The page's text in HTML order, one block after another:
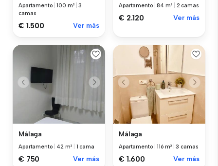
Apartamento |100 m² |3
camas
€ 1.500 Ver más
Apartamento |84 m² 2 camas
€ 2.120 Ver más
Málaga
Apartamento 42 m² 1 cama
€ 750 Ver más
Málaga
Apartamento |116 m² |3 camas
€ 1.600 Ver más